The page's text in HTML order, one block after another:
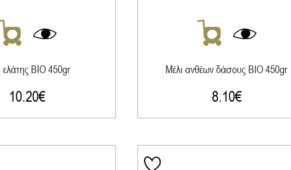
ελάτης ΒΙΟ 450gr
10.20€
Μέλι ανθέων δάσους ΒΙΟ 450gr
8.10€